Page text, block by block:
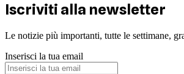
Iscriviti alla newsletter
Le notizie più importanti, tutte le settimane,
Inserisci la tua email